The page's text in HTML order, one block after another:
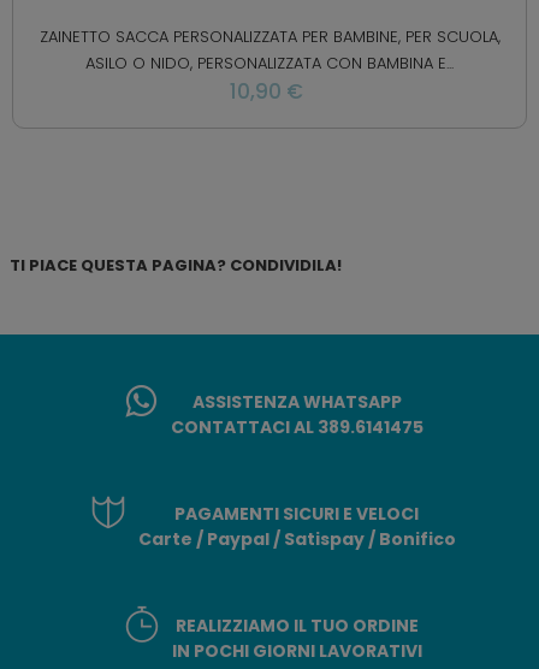
ZAINETTO SACCA PERSONALIZZATA PER BAMBINE, PER SCUOLA,
ASILO O NIDO, PERSONALIZZATA CON BAMBINA E...
10,90 €
TI PIACE QUESTA PAGINA? CONDIVIDILA!
ASSISTENZA WHATSAPP
CONTATTACI AL 389.6141475
PAGAMENTI SICURI E VELOCI
Carte / Paypal / Satispay / Bonifico
REALIZZIAMO IL TUO ORDINE
IN POCHI GIORNI LAVORATIVI